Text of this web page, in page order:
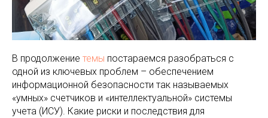
В продолжение темы постараемся разобраться с
одной из ключевых проблем – обеспечением
информационной безопасности так называемых
«умных» счетчиков и «интеллектуальной» системы
учета (ИСУ). Какие риски и последствия для